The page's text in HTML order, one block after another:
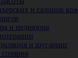
и салонов
и педикюра
и шугаринг
солярия